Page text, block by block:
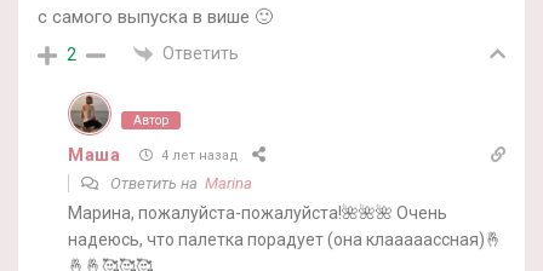
с самого выпуска в више 🙂
2 Ответить
Автор
Маша 4 лет назад
Ответить на Marina
Марина, пожалуйста-пожалуйста!🌺🌺🌺 Очень
надеюсь, что палетка порадует (она клааааассная)🤞
🤞🤞🥰🥰🥰